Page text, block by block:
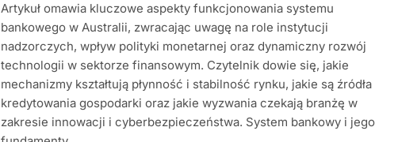
Artykuł omawia kluczowe aspekty funkcjonowania systemu
bankowego w Australii, zwracając uwagę na role instytucji
nadzorczych, wpływ polityki monetarnej oraz dynamiczny rozwój
technologii w sektorze finansowym. Czytelnik dowie się, jakie
mechanizmy kształtują płynność i stabilność rynku, jakie są źródła
kredytowania gospodarki oraz jakie wyzwania czekają branżę w
zakresie innowacji i cyberbezpieczeństwa. System bankowy i jego